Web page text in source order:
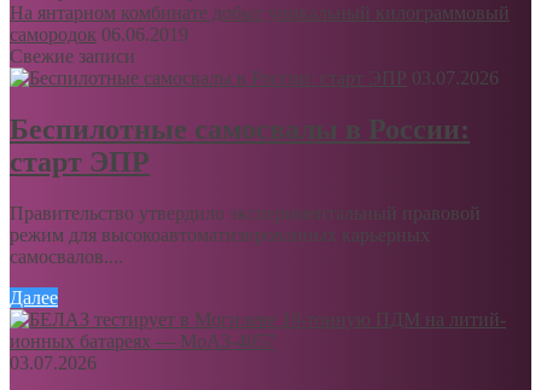
На янтарном комбинате добыт уникальный килограммовый
самородок 06.06.2019
Свежие записи
03.07.2026
Беспилотные самосвалы в России:
старт ЭПР
Правительство утвердило экспериментальный правовой
режим для высокоавтоматизированных карьерных
самосвалов....
Далее
03.07.2026